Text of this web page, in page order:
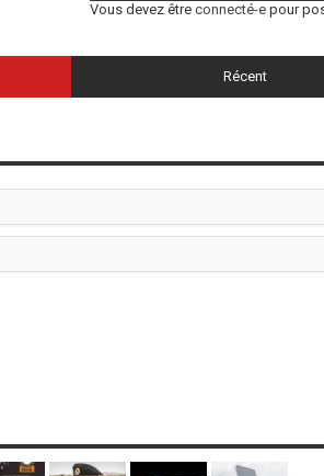
Vous devez être connecté-epour
Récent